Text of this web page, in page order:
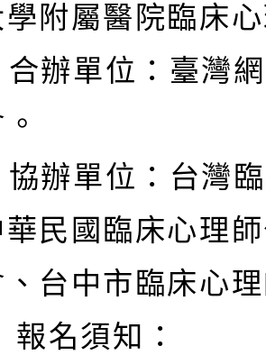
學附屬醫院臨床
辦單位：臺灣網
辦單位：台灣臨
民國臨床心理
台中市臨床心
名須知：